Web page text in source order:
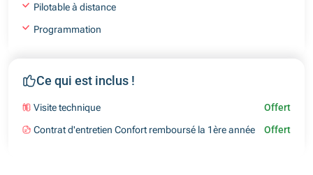
Pilotable à distance
Programmation
Ce qui est inclus !
Visite technique
Offert
Contrat d'entretien Confort remboursé la 1ère année
Offert